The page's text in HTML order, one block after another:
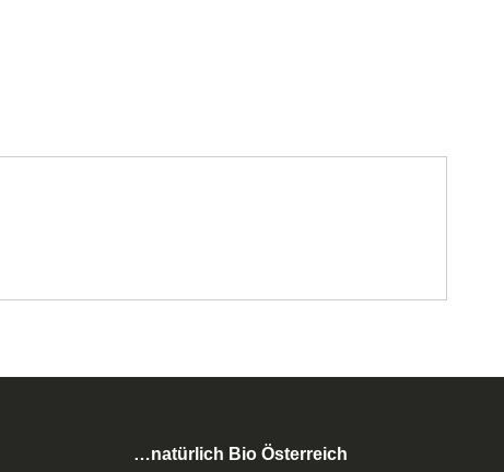
…natürlich Bio Österreich